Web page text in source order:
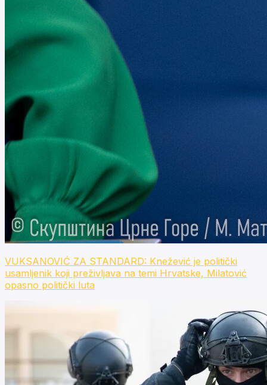
VUKSANOVIĆ ZA STANDARD: Knežević je politički
usamljenik koji preživljava na temi Hrvatske, Milatović
opasno politički luta